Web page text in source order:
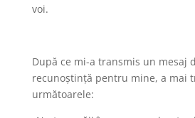
voi.
După ce mi-a transmis un mesaj
recunoştinţă pentru mine, a mai
următoarele: